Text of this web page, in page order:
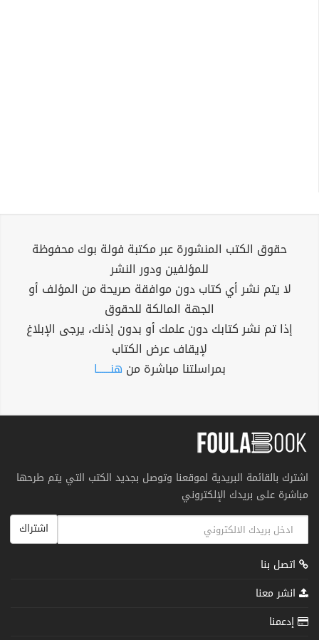
حقوق الكتب المنشورة عبر مكتبة فولة بوك محفوظة
للمؤلفين ودور النشر
لا يتم نشر أي كتاب دون موافقة صريحة من المؤلف أو
الجهة المالكة للحقوق
إذا تم نشر كتابك دون علمك أو بدون إذنك، يرجى الإبلاغ
لإيقاف عرض الكتاب
بمراسلتنا مباشرة من هنــــــا
اشترك بالقائمة البريدية لموقعنا وتوصل بجديد الكتب التي يتم طرحها
مباشرة على بريدك الإلكتروني
اشتراك
اتصل بنا
انشر معنا
إدعمنا